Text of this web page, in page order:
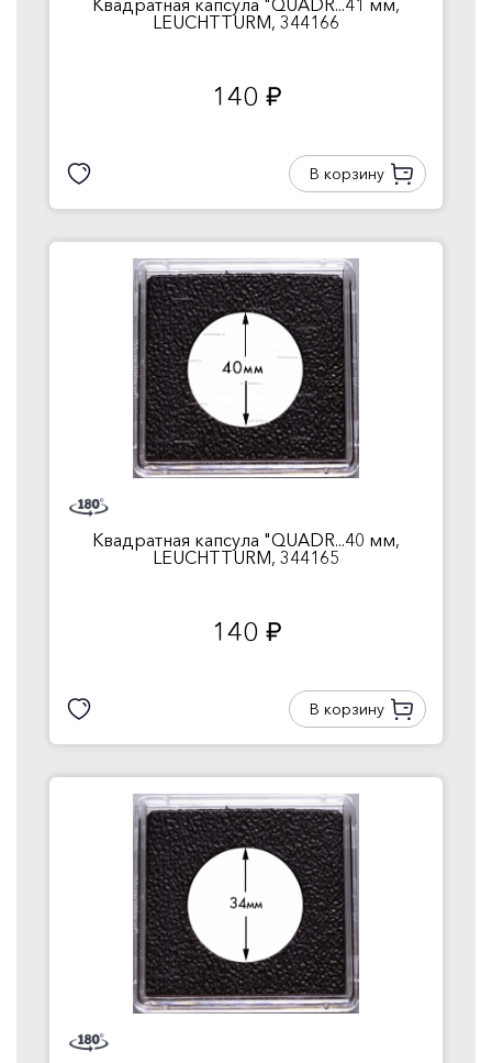
Квадратная капсула "QUADR...41 мм,
LEUCHTTURM, 344166
140 руб.
В корзину
Квадратная капсула "QUADR...40 мм,
LEUCHTTURM, 344165
140 руб.
В корзину